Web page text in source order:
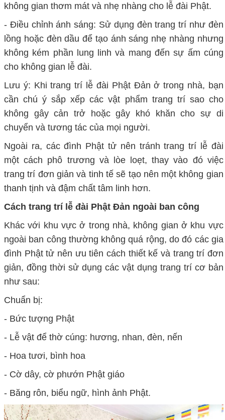
không gian thơm mát và nhẹ nhàng cho lễ đài Phật.
- Điều chỉnh ánh sáng: Sử dụng đèn trang trí như đèn
lồng hoặc đèn dầu để tạo ánh sáng nhẹ nhàng nhưng
không kém phần lung linh và mang đến sự ấm cúng
cho không gian lễ đài.
Lưu ý: Khi trang trí lễ đài Phật Đản ở trong nhà, bạn
cần chú ý sắp xếp các vật phẩm trang trí sao cho
không gây cản trở hoặc gây khó khăn cho sự di
chuyển và tương tác của mọi người.
Ngoài ra, các đình Phật tử nên tránh trang trí lễ đài
một cách phô trương và lòe loẹt, thay vào đó việc
trang trí đơn giản và tinh tế sẽ tạo nên một không gian
thanh tịnh và đậm chất tâm linh hơn.
Cách trang trí lễ đài Phật Đản ngoài ban công
Khác với khu vực ở trong nhà, không gian ở khu vực
ngoài ban công thường không quá rộng, do đó các gia
đình Phật tử nên ưu tiên cách thiết kế và trang trí đơn
giản, đồng thời sử dụng các vật dụng trang trí cơ bản
như sau:
Chuẩn bị:
- Bức tượng Phật
- Lễ vật để thờ cúng: hương, nhan, đèn, nến
- Hoa tươi, bình hoa
- Cờ dây, cờ phướn Phật giáo
- Băng rôn, biểu ngữ, hình ảnh Phật.